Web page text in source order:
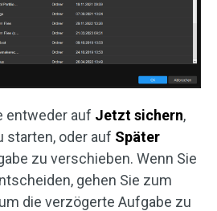
entweder auf Jetzt sichern,
starten, oder auf Später
zu verschieben. Wenn Sie
gehen Sie zum
die verzögerte Aufgabe zu